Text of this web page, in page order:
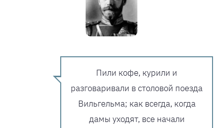
Пили кофе, курили и
разговаривали в столовой поезда
Вильгельма; как всегда, когда
дамы уходят, все начали